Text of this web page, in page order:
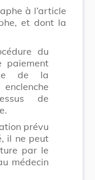
à l’article
et dont la
du
paiement
de la
de
prévu
il ne peut
par le
médecin